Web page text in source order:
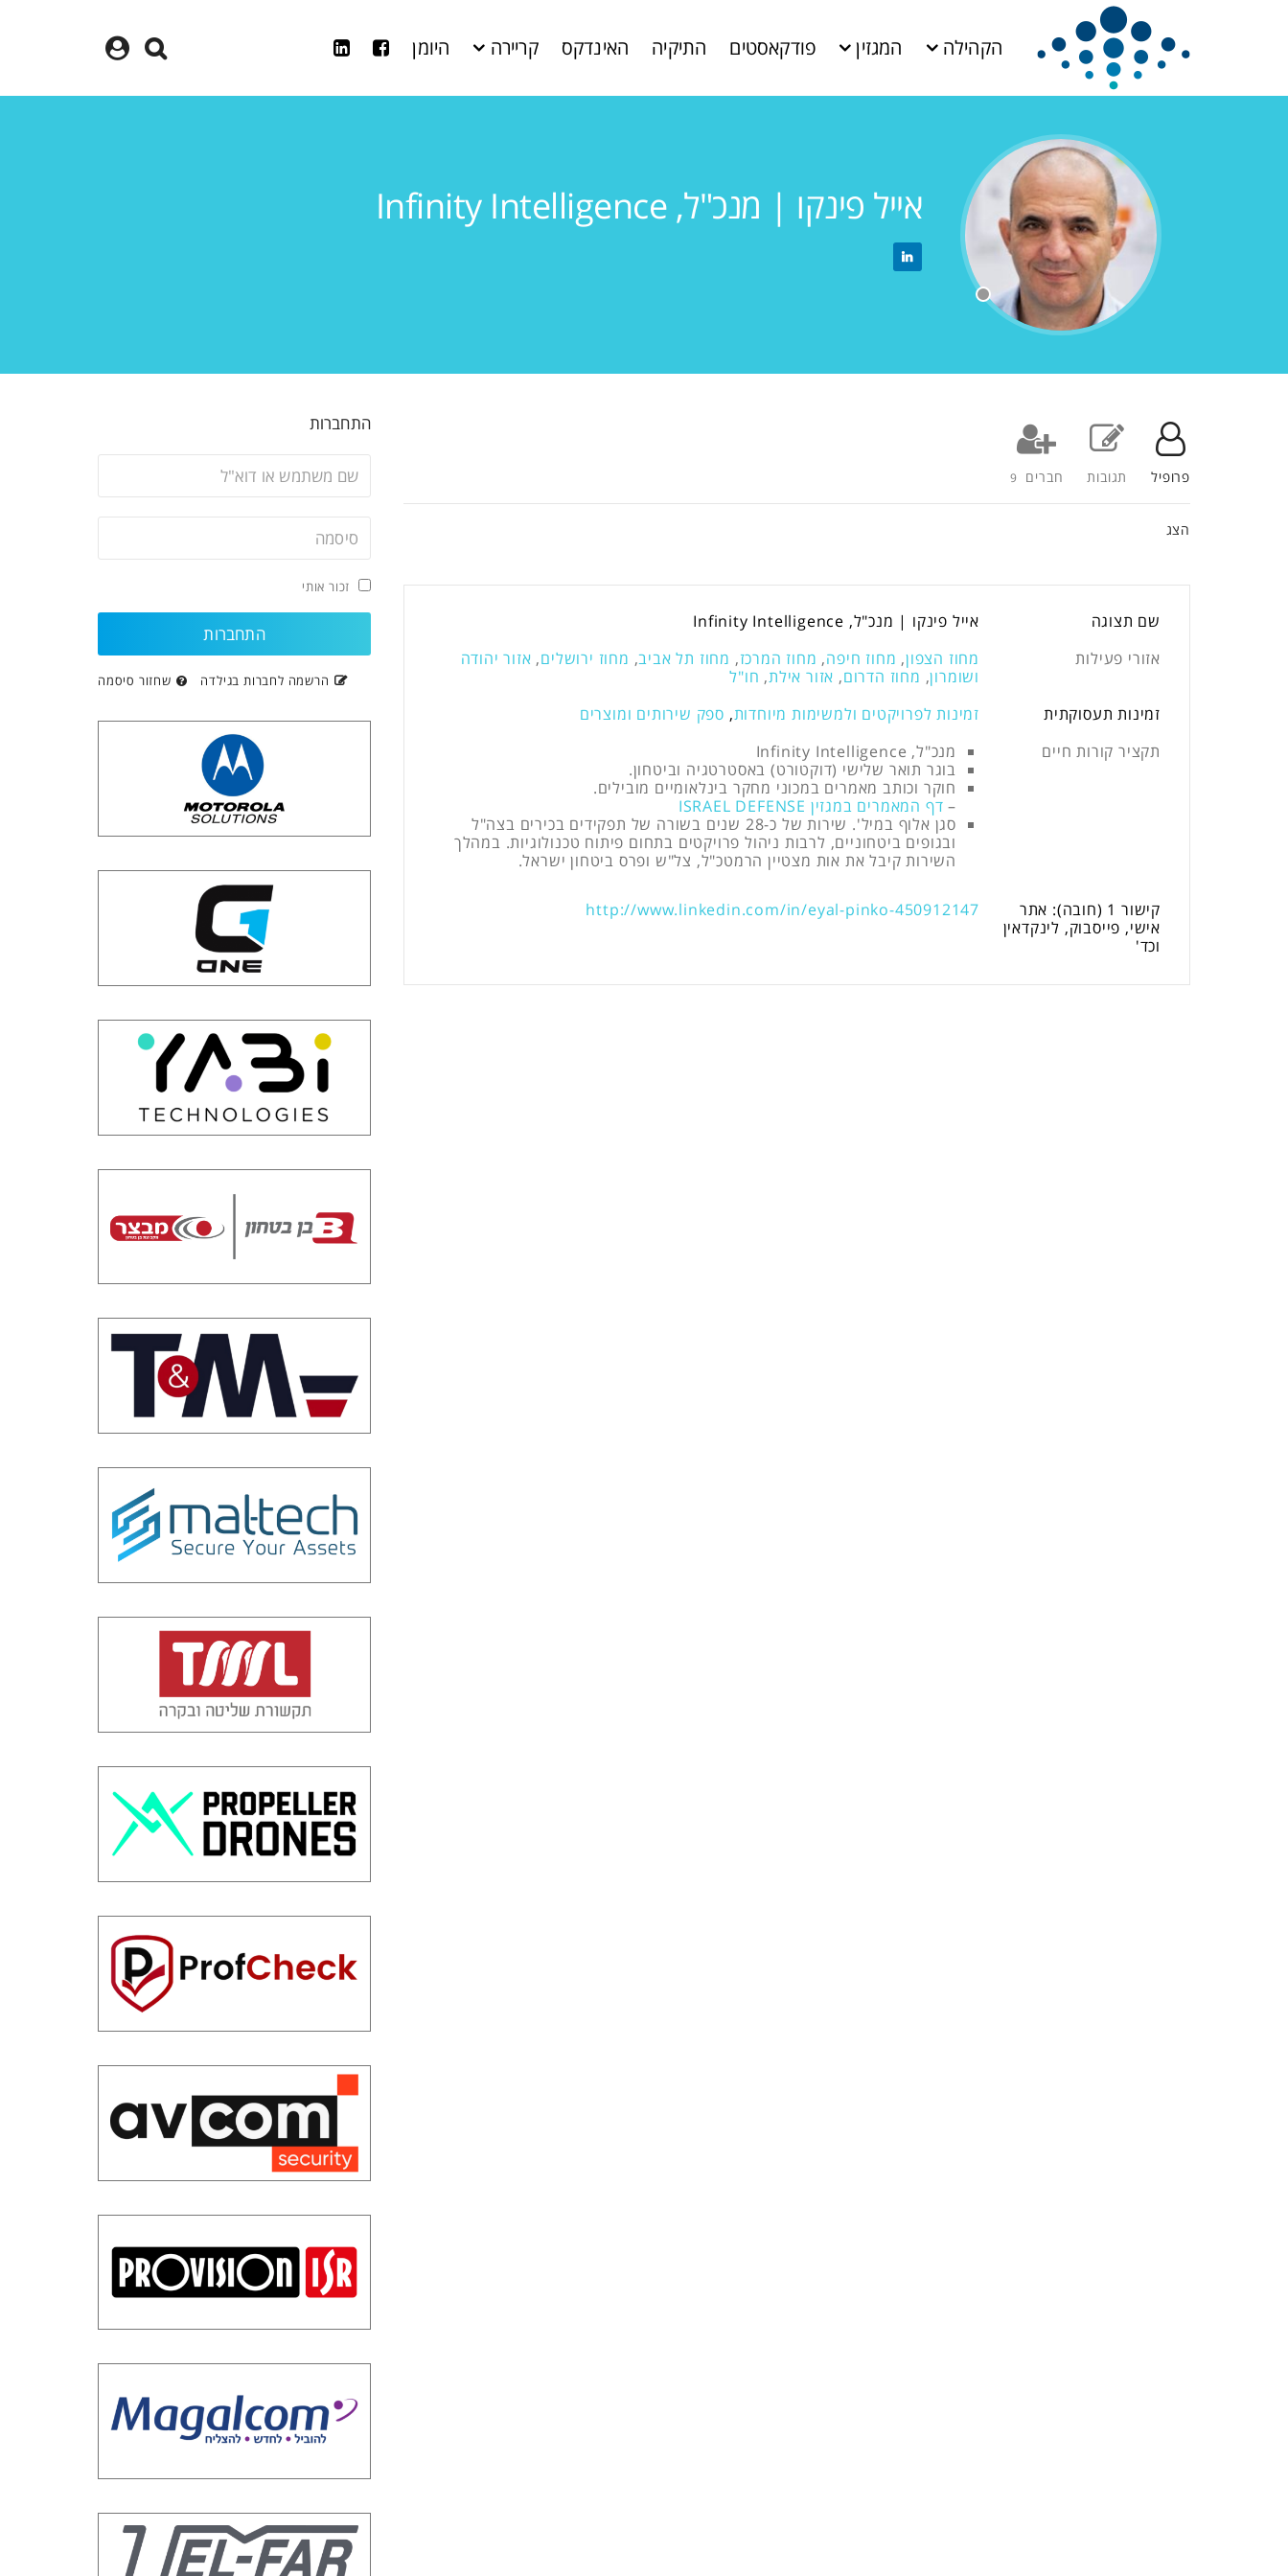
הקהילה המגזין פודקאסטים התיקיה האינדקס קריירה היומן
אייל פינקו | מנכ"ל, Infinity Intelligence
פרופיל תגובות חברים 9
הצג
שם תצוגה
אייל פינקו | מנכ"ל, Infinity Intelligence
אזורי פעילות
מחוז הצפון, מחוז חיפה, מחוז המרכז, מחוז תל אביב, מחוז ירושלים, אזור יהודה
ושומרון, מחוז הדרום, אזור אילת, חו"ל
זמינות תעסוקתית
זמינות לפרויקטים ולמשימות מיוחדות, ספק שירותים ומוצרים
תקציר קורות חיים
מנכ"ל, Infinity Intelligence
בוגר תואר שלישי (דוקטורט) באסטרטגיה וביטחון.
חוקר וכותב מאמרים במכוני מחקר בינלאומיים מובילים.
– דף המאמרים במגזין ISRAEL DEFENSE
סגן אלוף במיל'. שירות של כ-28 שנים בשורה של תפקידים בכירים בצה"ל
ובגופים ביטחוניים, לרבות ניהול פרויקטים בתחום פיתוח טכנולוגיות. במהלך
השירות קיבל את אות מצטיין הרמטכ"ל, צל"ש ופרס ביטחון ישראל.
קישור 1 (חובה): אתר
אישי, פייסבוק, לינקדאין
וכד'
http://www.linkedin.com/in/eyal-pinko-450912147
התחברות
זכור אותי
הרשמה לחברות בגילדה שחזור סיסמה